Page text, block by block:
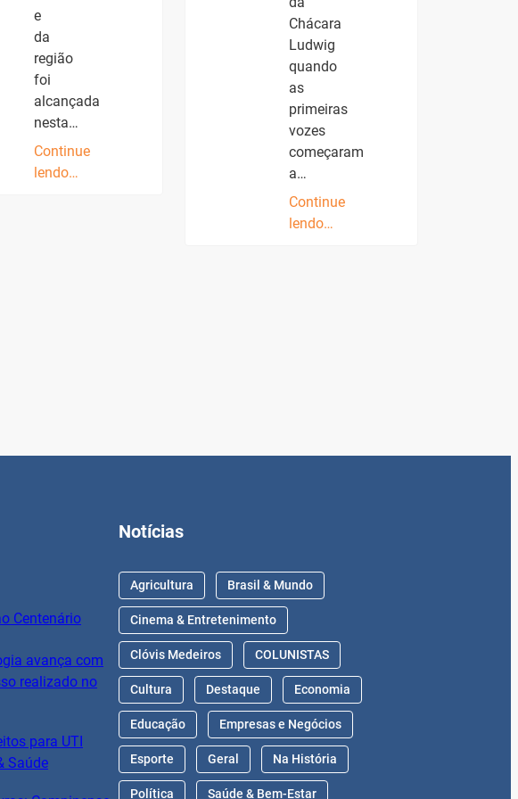
e
da
região
foi
alcançada
nesta…
Continue
lendo…
Chácara
Ludwig
quando
as
primeiras
vozes
começaram
a…
Continue
lendo…
Centenário
avança com
realizado no
para UTI
Saúde
Notícias
Agricultura Brasil & Mundo
Cinema & Entretenimento
Clóvis Medeiros COLUNISTAS
Cultura Destaque Economia
Educação Empresas e Negócios
Esporte Geral Na História
Política Saúde & Bem-Estar